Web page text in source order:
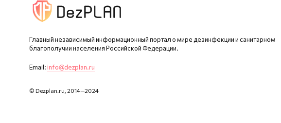
Главный независимый информационный портал о мире дезинфекции и санитарном
благополучии населения Российской Федерации.
Email: info@dezplan.ru
© Dezplan.ru, 2014—2024